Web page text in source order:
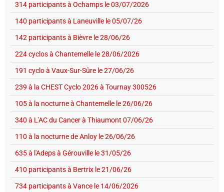
314 participants à Ochamps le 03/07/2026
140 participants à Laneuville le 05/07/26
142 participants à Bièvre le 28/06/26
224 cyclos à Chantemelle le 28/06/2026
191 cyclo à Vaux-Sur-Sûre le 27/06/26
239 à la CHEST Cyclo 2026 à Tournay 300526
105 à la nocturne à Chantemelle le 26/06/26
340 à L'AC du Cancer à Thiaumont 07/06/26
110 à la nocturne de Anloy le 26/06/26
635 à l'Adeps à Gérouville le 31/05/26
410 participants à Bertrix le 21/06/26
734 participants à Vance le 14/06/2026